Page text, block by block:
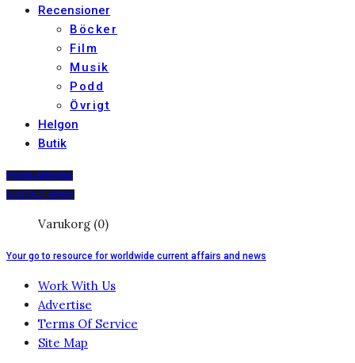
Recensioner
Böcker
Film
Musik
Podd
Övrigt
Helgon
Butik
PRENUMERERA
DIGITALT ARKIV
Varukorg (0)
Your go to resource for worldwide current affairs and news
Work With Us
Advertise
Terms Of Service
Site Map